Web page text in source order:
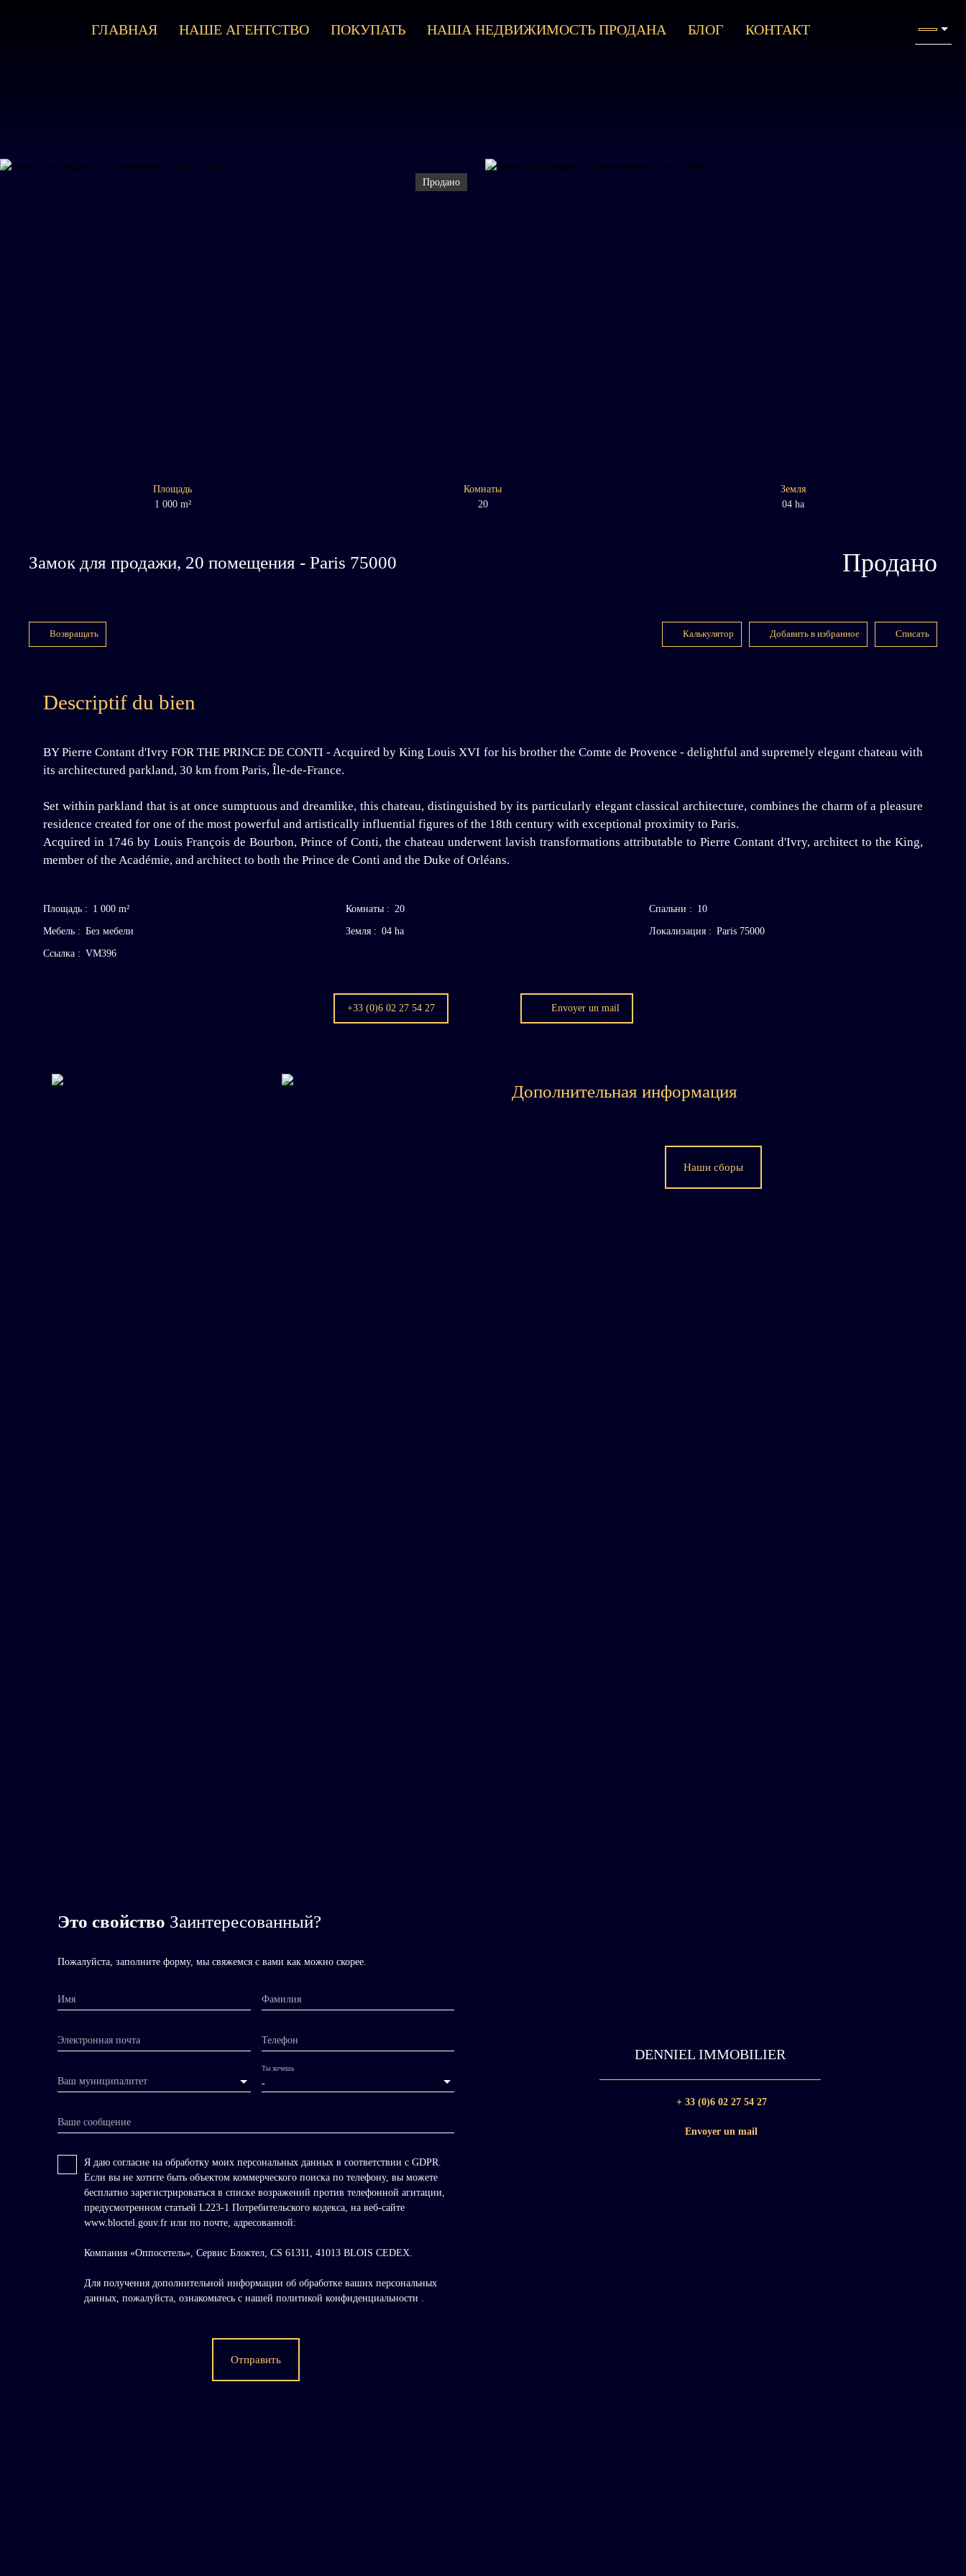
ГЛАВНАЯ НАШЕ АГЕНТСТВО ПОКУПАТЬ НАША НЕДВИЖИМОСТЬ ПРОДАНА БЛОГ КОНТАКТ
Продано
Площадь
1 000 m²
Комнаты
20
Земля
04 ha
Замок для продажи, 20 помещения - Paris 75000 Продано
Возвращать Калькулятор Добавить в избранное Списать
Descriptif du bien
BY Pierre Contant d'Ivry FOR THE PRINCE DE CONTI - Acquired by King Louis XVI for his brother the Comte de Provence - delightful and supremely elegant chateau with
its architectured parkland, 30 km from Paris, Île-de-France.
Set within parkland that is at once sumptuous and dreamlike, this chateau, distinguished by its particularly elegant classical architecture, combines the charm of a pleasure
residence created for one of the most powerful and artistically influential figures of the 18th century with exceptional proximity to Paris.
Acquired in 1746 by Louis François de Bourbon, Prince of Conti, the chateau underwent lavish transformations attributable to Pierre Contant d'Ivry, architect to the King,
member of the Académie, and architect to both the Prince de Conti and the Duke of Orléans.
Площадь : 1 000 m² Комнаты : 20 Спальни : 10
Мебель : Без мебели Земля : 04 ha Локализация: Paris 75000
Ссылка : VM396
+33 (0)6 02 27 54 27 Envoyer un mail
Дополнительная информация
Наши сборы
Это свойство Заинтересованный?
Пожалуйста, заполните форму, мы свяжемся с вами как можно скорее.
Имя Фамилия
Электронная почта Телефон
Ваш муниципалитет -
Ты хочешь
Ваше сообщение
Я даю согласие на обработку моих персональных данных в соответствии с GDPR.
Если вы не хотите быть объектом коммерческого поиска по телефону, вы можете
бесплатно зарегистрироваться в списке возражений против телефонной агитации,
предусмотренном статьей L223-1 Потребительского кодекса, на веб-сайте
www.bloctel.gouv.fr или по почте, адресованной:
Компания «Оппосетель», Сервис Блоктел, CS 61311, 41013 BLOIS CEDEX.
Для получения дополнительной информации об обработке ваших персональных
данных, пожалуйста, ознакомьтесь с нашей политикой конфиденциальности .
Отправить
DENNIEL IMMOBILIER
+ 33 (0)6 02 27 54 27
Envoyer un mail